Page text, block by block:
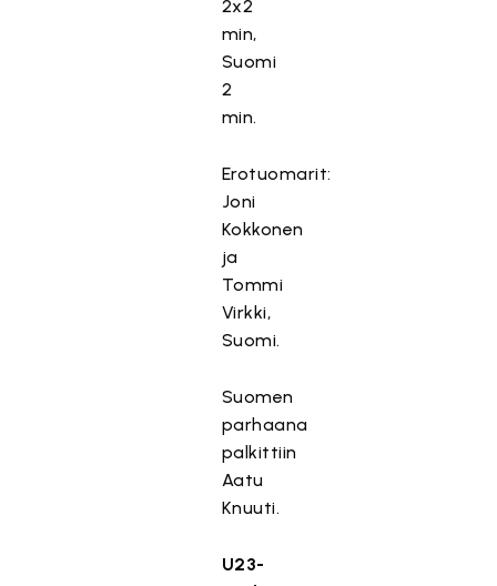
2x2
min,
Suomi
2
min.
Erotuomarit:
Joni
Kokkonen
ja
Tommi
Virkki,
Suomi.
Suomen
parhaana
palkittiin
Aatu
Knuuti.
U23-